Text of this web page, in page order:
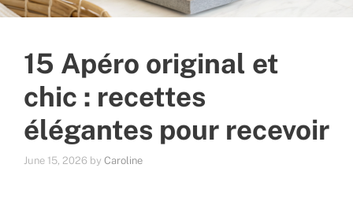
15 Apéro original et
chic : recettes
élégantes pour recevoir
June 15, 2026 by Caroline